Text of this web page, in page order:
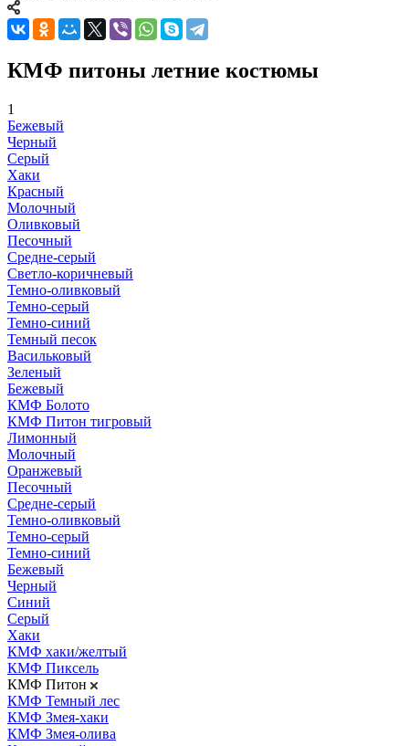
КМФ питоны летние костюмы
1
Бежевый
Черный
Серый
Хаки
Красный
Молочный
Оливковый
Песочный
Средне-серый
Светло-коричневый
Темно-оливковый
Темно-серый
Темно-синий
Темный песок
Васильковый
Зеленый
Бежевый
КМФ Болото
КМФ Питон тигровый
Лимонный
Молочный
Оранжевый
Песочный
Средне-серый
Темно-оливковый
Темно-серый
Темно-синий
Бежевый
Черный
Синий
Серый
Хаки
КМФ хаки/желтый
КМФ Пиксель
КМФ Питон
КМФ Темный лес
КМФ Змея-хаки
КМФ Змея-олива